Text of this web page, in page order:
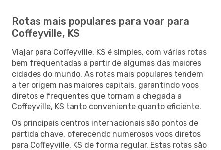
Rotas mais populares para voar para
Coffeyville, KS
Viajar para Coffeyville, KS é simples, com várias rotas
bem frequentadas a partir de algumas das maiores
cidades do mundo. As rotas mais populares tendem
a ter origem nas maiores capitais, garantindo voos
diretos e frequentes que tornam a chegada a
Coffeyville, KS tanto conveniente quanto eficiente.
Os principais centros internacionais são pontos de
partida chave, oferecendo numerosos voos diretos
para Coffeyville, KS de forma regular. Estas rotas são